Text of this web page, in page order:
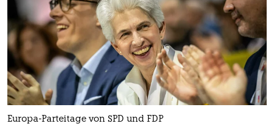
Europa-Parteitage von SPD und FDP